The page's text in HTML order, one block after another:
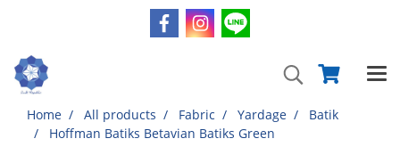
Home All products Fabric Yardage
Batik
Hoffman Batiks Betavian Batiks Green